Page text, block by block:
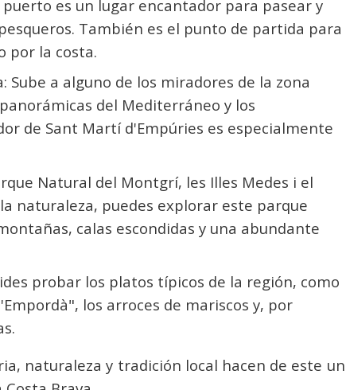
puerto es un lugar encantador para pasear y
También es el punto de partida para
por la costa.
Sube a alguno de los miradores de la zona
del Mediterráneo y los
de Sant Martí d'Empúries es especialmente
Natural del Montgrí, les Illes Medes i el
naturaleza, puedes explorar este parque
calas escondidas y una abundante
probar los platos típicos de la región, como
los arroces de mariscos y, por
naturaleza y tradición local hacen de este un